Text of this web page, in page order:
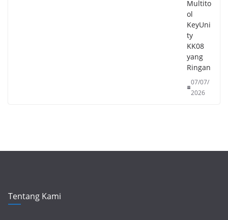
Multito
ol
KeyUni
ty
KK08
yang
Ringan
07/07/
2026
Tentang Kami